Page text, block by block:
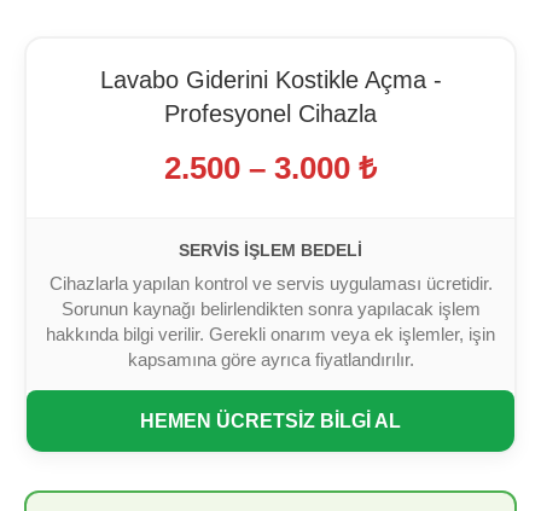
Lavabo Giderini Kostikle Açma -
Profesyonel Cihazla
2.500 – 3.000 ₺
SERVIS İŞLEM BEDELI
Cihazlarla yapılan kontrol ve servis uygulaması ücretidir.
Sorunun kaynağı belirlendikten sonra yapılacak işlem
hakkında bilgi verilir. Gerekli onarım veya ek işlemler, işin
kapsamına göre ayrıca fiyatlandırılır.
HEMEN ÜCRETSİZ BİLGİ AL